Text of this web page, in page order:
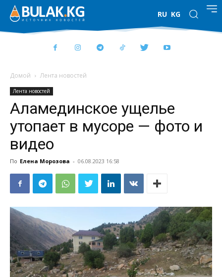
RU KG
Домой Лента новостей
Лента новостей
Аламединское ущелье
утопает в мусоре — фото и
видео
По Елена Морозова - 06.08.2023 16:58